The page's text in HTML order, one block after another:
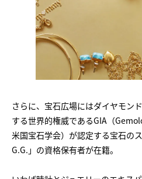
さらに、宝石広場にはダイヤモン
する世界的権威であるGIA（
米国宝石学会）が認定する宝石の
G.G.」の資格保有者が在籍。